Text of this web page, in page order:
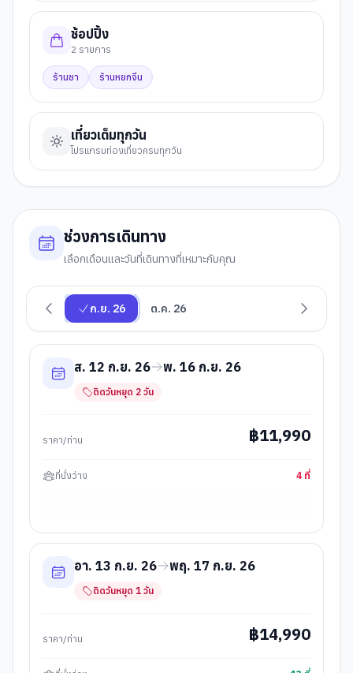
ช้อปปิ้ง
2 รายการ
ร้านชา ร้านหยกจีน
เที่ยวเต็มทุกวัน
โปรแกรมท่องเที่ยวครบทุกวัน
ช่วงการเดินทาง
เลือกเดือนและวันที่เดินทางที่เหมาะกับคุณ
ก.ย. 26 ต.ค. 26
ส. 12 ก.ย. 26 พ. 16 ก.ย. 26
ติดวันหยุด 2 วัน
ราคา/ท่าน ฿11,990
ที่นั่งว่าง 4 ที่
อา. 13 ก.ย. 26 พฤ. 17 ก.ย. 26
ติดวันหยุด 1 วัน
ราคา/ท่าน ฿14,990